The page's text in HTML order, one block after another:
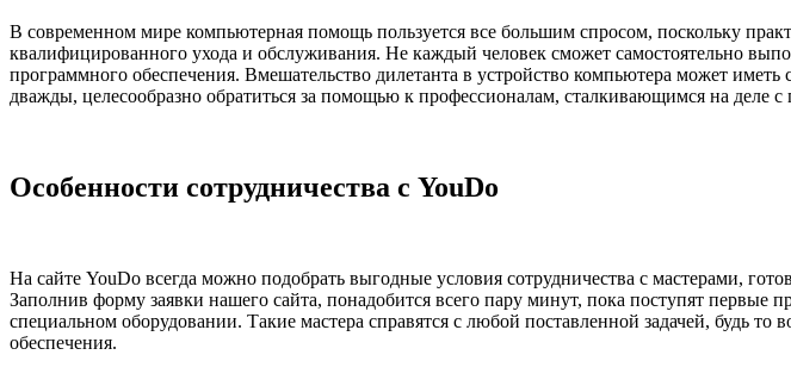
В современном мире компьютерная помощь пользуется все большим спросом, поскольку
квалифицированного ухода и обслуживания. Не каждый человек сможет самостоятельно
программного обеспечения. Вмешательство дилетанта в устройство компьютера может
дважды, целесообразно обратиться за помощью к профессионалам, сталкивающимся на
Особенности сотрудничества с YouDo
На сайте YouDo всегда можно подобрать выгодные условия сотрудничества с мастерами,
Заполнив форму заявки нашего сайта, понадобится всего пару минут, пока поступят
специальном оборудовании. Такие мастера справятся с любой поставленной задачей, будь то
обеспечения.